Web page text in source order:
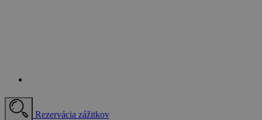
Rezervácia zážitkov